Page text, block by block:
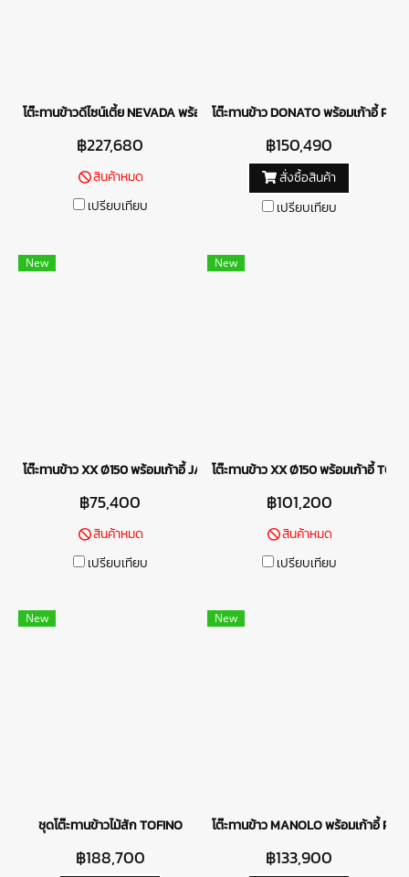
โต๊ะทานข้าวดีไซน์เตี้ย NEVADA พร้อมเก้าอี้ SARDINIA
฿227,680
สินค้าหมด
เปรียบเทียบ
โต๊ะทานข้าว DONATO พร้อมเก้าอี้
฿150,490
สั่งซื้อสินค้า
เปรียบเทียบ
New
โต๊ะทานข้าว XX Ø150 พร้อมเก้าอี้ JAZZ
฿75,400
สินค้าหมด
เปรียบเทียบ
New
โต๊ะทานข้าว XX Ø150 พร้อมเก้าอี้
฿101,200
สินค้าหมด
เปรียบเทียบ
New
ชุดโต๊ะทานข้าวไม้สัก TOFINO
฿188,700
New
โต๊ะทานข้าว MANOLO พร้อมเก้าอี้
฿133,900